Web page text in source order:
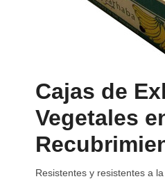
Cajas de
Vegetales
Resistentes y resistentes a